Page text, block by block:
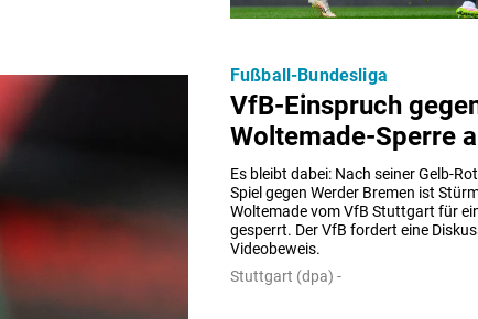
VfB-Einspruch
Woltemade-Sperre
Es bleibt dabei: Nach seiner Gelb-
Spiel gegen Werder Bremen ist
Woltemade vom VfB Stuttgart für
gesperrt. Der VfB fordert eine
Videobeweis.
Fußball-Bundesliga
Stuttgart (dpa) -